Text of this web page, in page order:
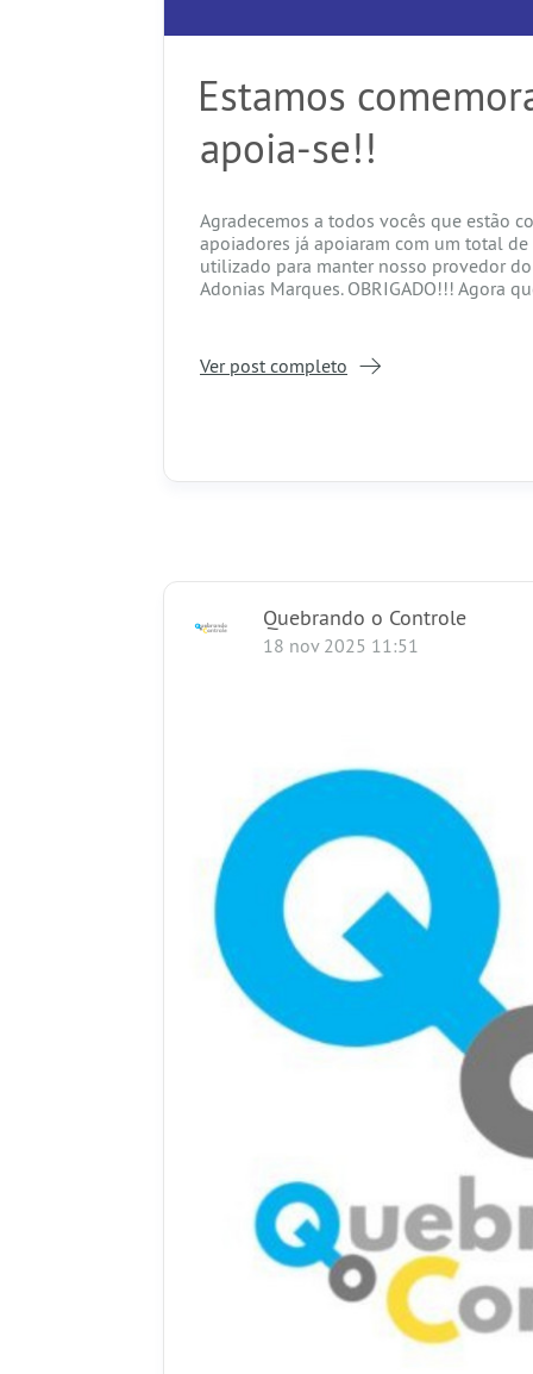
Estamos
apoia-se!!
Agradecemos a todos vocês que estão
apoiadores já apoiaram com um total
utilizado para manter nosso provedor
Adonias Marques. OBRIGADO!!! Agora
Ver post completo
Quebrando o Controle
18 nov 2025 11:51